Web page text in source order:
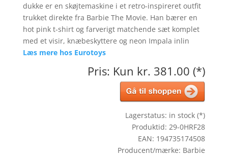
dukke er en skøjtemaskine i et retro-inspireret outfit
trukket direkte fra Barbie The Movie. Han bærer en
hot pink t-shirt og farverigt matchende sæt komplet
med et visir, knæbeskyttere og neon Impala inlin
Læs mere hos Eurotoys
Pris: Kun kr. 381.00 (*)
Lagerstatus: in stock (*)
Produktid: 29-0HRF28
EAN: 194735174508
Producent/mærke: Barbie